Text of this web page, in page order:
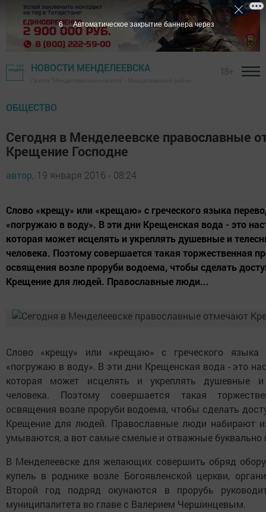
НОВОСТИ МЕНДЕЛЕЕВСКА
ОБЩЕСТВО
Сегодня в Менделеевске православные
Крещение Господне
автор, 19 января 2016 - 08:24
Слово «крещу» или «крещаю» с греческого языка
«погружаю в воду». В эти дни Крещенская вода - это
которая может исцелять и укреплять душевные и
человека. Поэтому совершается такая торжественная
освящения возле проруби водоема, чтобы сделать
Крещение для людей. Православные люди...
Слово «крещу» или «крещаю» с греческого языка
«погружаю в воду». В эти дни Крещенская вода - это
которая может исцелять и укреплять душевные
человека. Поэтому совершается такая
освящения возле проруби водоема, чтобы сделать
Крещение для людей. Православные люди набирают
умываются, а вот самые смелые и отважные буквально
В Менделеевске для желающих совершить обряд
купель в роднике возле Богоявленской церкви,
Второй год подряд окунаются в прорубь
муниципалитета во главе с Валерием Чершинцевым.
5 Автоматическое закрытие баннера через